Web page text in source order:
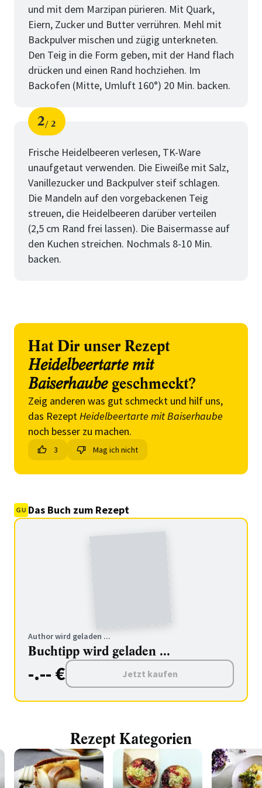
und mit dem Marzipan pürieren. Mit Quark,
Eiern, Zucker und Butter verrühren. Mehl mit
Backpulver mischen und zügig unterkneten.
Den Teig in die Form geben, mit der Hand flach
drücken und einen Rand hochziehen. Im
Backofen (Mitte, Umluft 160°) 20 Min. backen.
Schritt
2
von
2
Frische Heidelbeeren verlesen, TK-Ware
unaufgetaut verwenden. Die Eiweiße mit Salz,
Vanillezucker und Backpulver steif schlagen.
Die Mandeln auf den vorgebackenen Teig
streuen, die Heidelbeeren darüber verteilen
(2,5 cm Rand frei lassen). Die Baisermasse auf
den Kuchen streichen. Nochmals 8-10 Min.
backen.
Hat Dir unser Rezept
Heidelbeertarte mit
Baiserhaubegeschmeckt?
Zeig anderen was gut schmeckt und hilf uns,
das RezeptHeidelbeertarte mit Baiserhaube
noch besser zu machen.
3 Mag ich nicht
Das Buch zum Rezept
Author wird geladen ...
Buchtipp wird geladen ...
-.-- € Jetzt kaufen
Rezept Kategorien